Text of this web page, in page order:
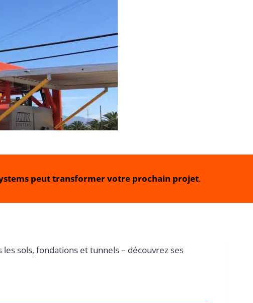
peut transformer votre prochain projet.
sols, fondations et tunnels – découvrez ses